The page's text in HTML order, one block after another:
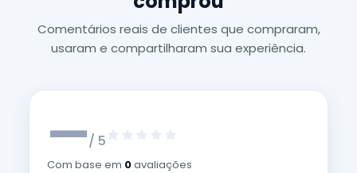
Comentários reais de clientes que compraram,
usaram e compartilharam sua experiência.
—/ 5
Com base em 0avaliações